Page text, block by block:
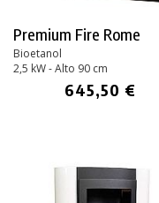
Premium Fire Rome
Bioetanol
2,5 kW - Alto 90 cm
645,50 €